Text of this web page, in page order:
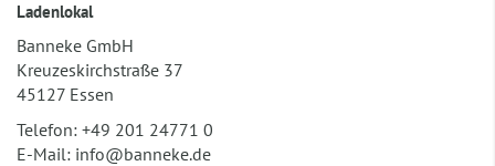
Ladenlokal
Banneke GmbH
Kreuzeskirchstraße 37
45127 Essen
Telefon: +49 201 24771 0
E-Mail: info@banneke.de